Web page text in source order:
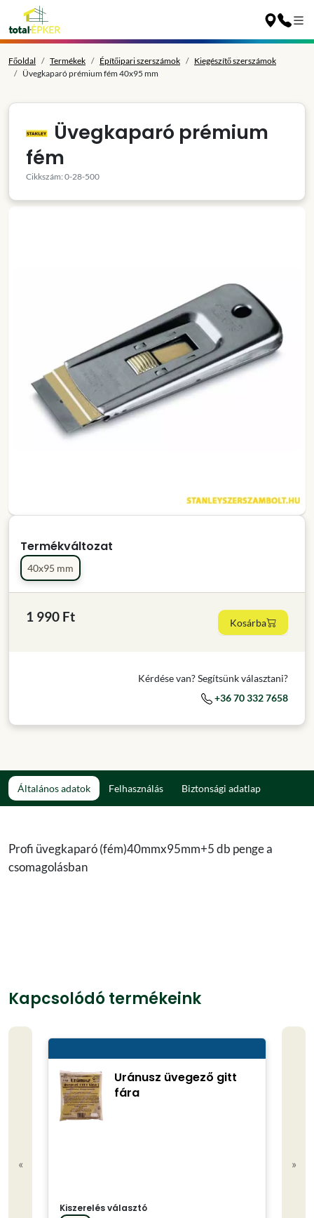
Főoldal Termékek Építőipari szerszámok
Kiegészítő szerszámok
Üvegkaparó prémium fém 40x95 mm
Üvegkaparó prémium
fém
Cikkszám: 0-28-500
Termékváltozat
40x95 mm
1 990 Ft Kosárba
Kérdése van? Segítsünk választani?
+36 70 332 7658
Általános adatok Felhasználás Biztonsági adatlap
Profi üvegkaparó (fém)40mmx95mm+5 db penge a
csomagolásban
Kapcsolódó termékeink
«
Uránusz üvegező gitt
fára
Kiszerelés választó
»